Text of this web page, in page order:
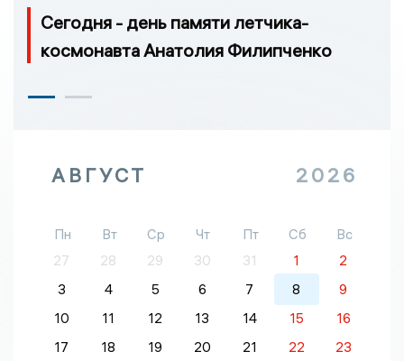
Сегодня - день памяти летчика-
космонавта Анатолия Филипченко
АВГУСТ 2026
Пн Вт Ср Чт Пт Сб
Вс
27
28 29 30 31 1
2
3
4 5 6 7 8
9
10
11 12 13 14 15
16
17
18 19 20 21 22 23